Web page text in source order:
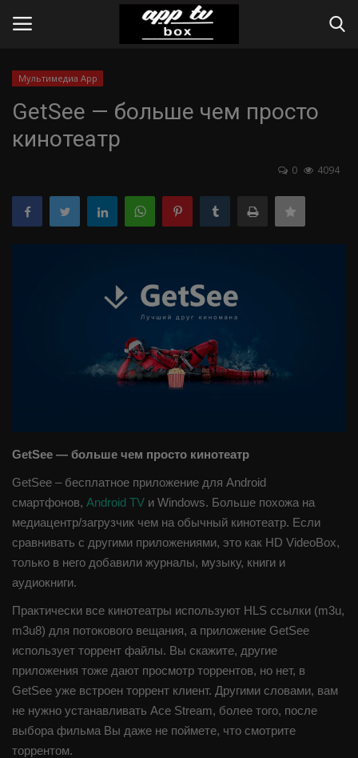
Home
Apps
Мультимедиа App
GetSee — больше чем просто
кинотеатр
0 4094
GetSee — больше чем просто кинотеатр
GetSee – бесплатное приложение для Android
смартфонов, Android TV и Windows. Больше похожа на
медиацентр/загрузчик чем на обычный кинотеатр. Если
сравнивать с другими приложениями, это как HD VideoBox,
только в него добавили журналы, музыку, книги и
аудиокниги.
Практически все кинотеатры используют HLS ссылки (m3u,
m3u8) для потокового вещания, а приложение GetSee
использует торрент файлы. Вы скажите, другие
приложения тоже дают просмотр торрентов, но нет, в
GetSee уже встроен торрент клиент. Другими словами, вам
не нужно устанавливать Ace Stream, более того, после
выбора фильма Вы даже не поймете, что смотрите
торрентом.